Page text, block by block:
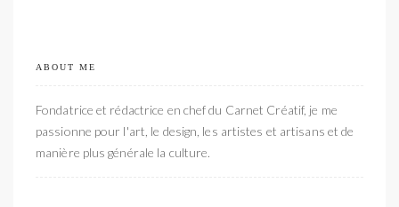
ABOUT ME
Fondatrice et rédactrice en chef du Carnet Créatif, je me
passionne pour l'art, le design, les artistes et artisans et de
manière plus générale la culture.